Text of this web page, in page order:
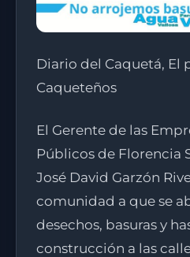
Diario del Caquetá, El
Caqueteños
El Gerente de las
Públicos de Florencia
José David Garzón
comunidad a que se
desechos, basuras y
construcción a las